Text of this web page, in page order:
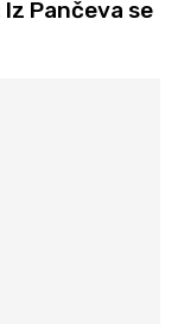
Iz Pančeva se